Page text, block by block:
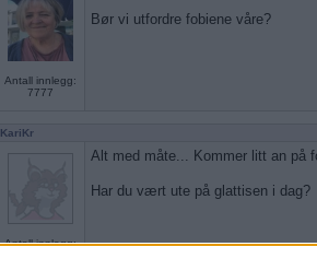
Antall innlegg:
7777
Bør vi utfordre fobiene våre?
KariKr
Antall innlegg:
Alt med måte... Kommer litt an på
Har du vært ute på glattisen i dag?